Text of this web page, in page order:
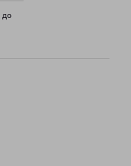
до